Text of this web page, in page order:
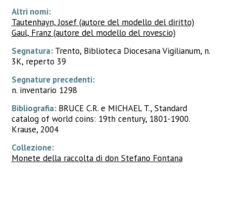
Altri nomi:
Tautenhayn, Josef (autore del modello del diritto)
Gaul, Franz (autore del modello del rovescio)
Segnatura: Trento, Biblioteca Diocesana Vigilianum, n.
3K, reperto 39
Segnature precedenti:
n. inventario 1298
Bibliografia: BRUCE C.R. e MICHAEL T., Standard
catalog of world coins: 19th century, 1801-1900.
Krause, 2004
Collezione:
Monete della raccolta di don Stefano Fontana